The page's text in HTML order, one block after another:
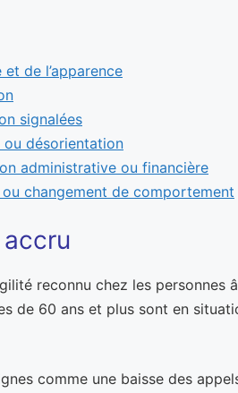
de l’apparence
signalées
ou désorientation
administrative ou financière
changement de comportement
reconnu chez les
de 60 ans et plus sont en
comme une baisse des